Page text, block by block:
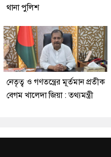
থানা পুলিশ
নেতৃত্ব ও গণতন্ত্রের মূর্তমান প্রতীক
বেগম খালেদা জিয়া : তথ্যমন্ত্রী